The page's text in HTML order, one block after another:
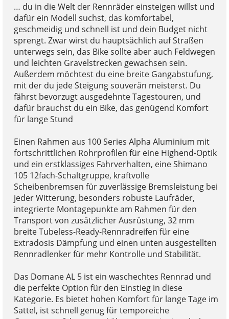
… du in die Welt der Rennräder einsteigen willst und
dafür ein Modell suchst, das komfortabel,
geschmeidig und schnell ist und dein Budget nicht
sprengt. Zwar wirst du hauptsächlich auf Straßen
unterwegs sein, das Bike sollte aber auch Feldwegen
und leichten Gravelstrecken gewachsen sein.
Außerdem möchtest du eine breite Gangabstufung,
mit der du jede Steigung souverän meisterst. Du
fährst bevorzugt ausgedehnte Tagestouren, und
dafür brauchst du ein Bike, das genügend Komfort
für lange Stund
Einen Rahmen aus 100 Series Alpha Aluminium mit
fortschrittlichen Rohrprofilen für eine Highend-Optik
und ein erstklassiges Fahrverhalten, eine Shimano
105 12fach-Schaltgruppe, kraftvolle
Scheibenbremsen für zuverlässige Bremsleistung bei
jeder Witterung, besonders robuste Laufräder,
integrierte Montagepunkte am Rahmen für den
Transport von zusätzlicher Ausrüstung, 32 mm
breite Tubeless-Ready-Rennradreifen für eine
Extradosis Dämpfung und einen unten ausgestellten
Rennradlenker für mehr Kontrolle und Stabilität.
Das Domane AL 5 ist ein waschechtes Rennrad und
die perfekte Option für den Einstieg in diese
Kategorie. Es bietet hohen Komfort für lange Tage im
Sattel, ist schnell genug für temporeiche